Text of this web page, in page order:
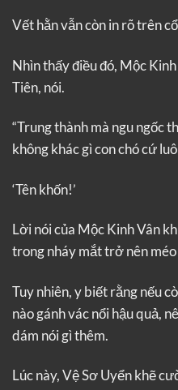
Vết hằn vẫn còn in rõ trên
Nhìn thấy điều đó, Mộc
Tiên, nói.
“Trung thành mà ngu ngốc
không khác gì con chó cứ
‘Tên khốn!’
Lời nói của Mộc Kinh Vân
trong nháy mắt trở nên méo
Tuy nhiên, y biết rằng nếu
nào gánh vác nổi hậu quả,
dám nói gì thêm.
Lúc này, Vệ Sơ Uyển khẽ